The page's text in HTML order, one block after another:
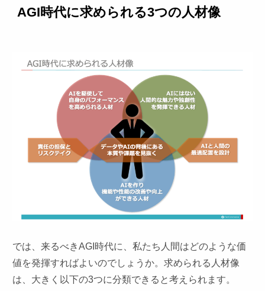
AGI時代に求められる3つの人材像
では、来るべきAGI時代に、私たち人間はどのような価
値を発揮すればよいのでしょうか。求められる人材像
は、大きく以下の3つに分類できると考えられます。